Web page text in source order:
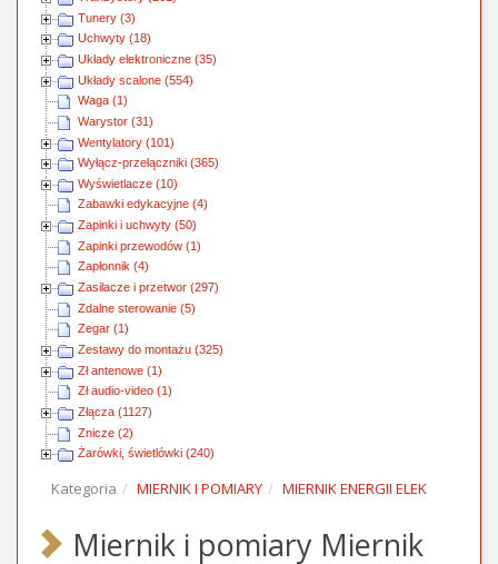
Tunery (3)
Uchwyty (18)
Układy elektroniczne (35)
Układy scalone (554)
Waga (1)
Warystor (31)
Wentylatory (101)
Wyłącz-przełączniki (365)
Wyświetlacze (10)
Zabawki edykacyjne (4)
Zapinki i uchwyty (50)
Zapinki przewodów (1)
Zapłonnik (4)
Zasilacze i przetwor (297)
Zdalne sterowanie (5)
Zegar (1)
Zestawy do montażu (325)
Zł antenowe (1)
Zł audio-video (1)
Złącza (1127)
Znicze (2)
Żarówki, świetlówki (240)
Kategoria MIERNIK I POMIARY MIERNIK ENERGII ELEK
Miernik i pomiary Miernik